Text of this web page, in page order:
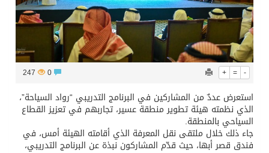
+ = -
247
استعرض عددٌ من المشاركين في البرنامج التدريبي “رواد السياحة”،
الذي نظمته هيئة تطوير منطقة عسير، تجاربهم في تعزيز القطاع
السياحي بالمنطقة.
جاء ذلك خلال ملتقى نقل المعرفة الذي أقامته الهيئة أمس، في
فندق قصر أبها، حيث قدّم المشاركون نبذة عن البرنامج التدريبي،